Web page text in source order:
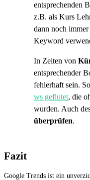
entsprechenden
z.B. als Kurs
dann noch
Keyword
In Zeiten von
entsprechender
fehlerhaft sein.
ws geflutet, die
wurden. Auch
überprüfen.
Fazit
Google Trends ist ein